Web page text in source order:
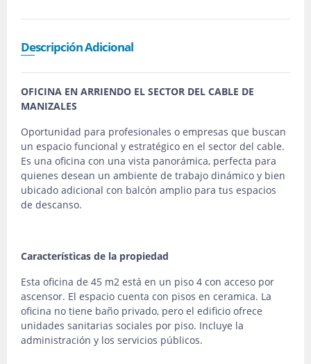
Descripción Adicional
OFICINA EN ARRIENDO EL SECTOR DEL CABLE DE
MANIZALES
Oportunidad para profesionales o empresas que buscan
un espacio funcional y estratégico en el sector del cable.
Es una oficina con una vista panorámica, perfecta para
quienes desean un ambiente de trabajo dinámico y bien
ubicado adicional con balcón amplio para tus espacios
de descanso.
Características de la propiedad
Esta oficina de 45 m2 está en un piso 4 con acceso por
ascensor. El espacio cuenta con pisos en ceramica. La
oficina no tiene baño privado, pero el edificio ofrece
unidades sanitarias sociales por piso. Incluye la
administración y los servicios públicos.